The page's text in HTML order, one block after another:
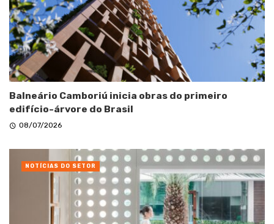
Balneário Camboriú inicia obras do primeiro
edifício-árvore do Brasil
08/07/2026
NOTÍCIAS DO SETOR